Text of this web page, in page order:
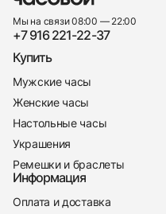
Мы на связи 08:00 — 22:00
+7 916 221-22-37
Купить
Мужские часы
Женские часы
Настольные часы
Украшения
Ремешки и браслеты
Информация
Оплата и доставка